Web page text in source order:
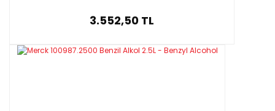
3.552,50 TL